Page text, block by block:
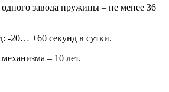
одного завода пружины – не менее 36
-20… +60 секунд в сутки.
– 10 лет.